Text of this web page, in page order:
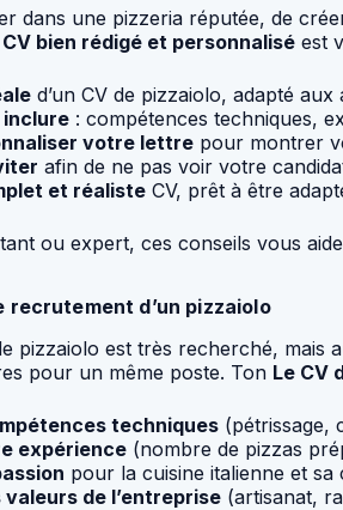
dans une pizzeria réputée, de
CV bien rédigé et personnalisé est
d’un CV de pizzaiolo, adapté
inclure : compétences techniques,
votre lettre pour montrer
afin de ne pas voir votre
et réaliste CV, prêt à être
ou expert, ces conseils vous
recrutement d’un pizzaiolo
pizzaiolo est très recherché, mais
pour un même poste. Ton Le CV
techniques (pétrissage,
expérience (nombre de pizzas
pour la cuisine italienne et
valeurs de l’entreprise (artisanat,